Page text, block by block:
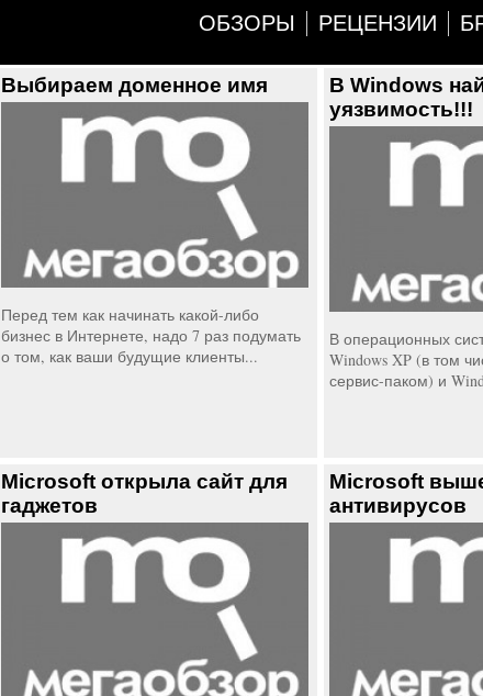
ОБЗОРЫ РЕЦЕНЗИИ
Выбираем доменное имя
Перед тем как начинать какой-либо
бизнес в Интернете, надо 7 раз подумать
о том, как ваши будущие клиенты...
В Windows
уязвимость!!!
В операционных
Windows XP (в том
сервис-паком) и
Microsoft открыла сайт для
гаджетов
Microsoft
антивирусов